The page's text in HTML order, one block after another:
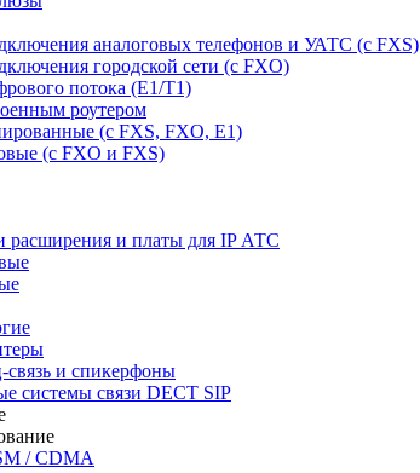
аналоговых телефонов и УАТС (с FXS)
городской сети (с FXO)
потока (E1/T1)
роутером
(c FXS, FXO, E1)
(с FXO и FXS)
расширения и платы для IP АТС
связь и спикерфоны
системы связи DECT SIP
/ CDMA